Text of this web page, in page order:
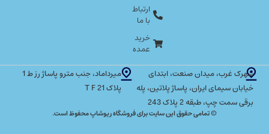
شهرک غرب، میدان صنعت، ابتدای
خیابان سیمای ایران، پاساژ پلاتین، پله
برقی سمت چپ، طبقه 2 پلاک 243
میرداماد، جنب مترو پاساژ رز ط 1
پلاک T F 21
ارتباط
با ما
خرید
عمده
© تمامی حقوق این سایت برای فروشگاه ریوشاپ محفوظ است.